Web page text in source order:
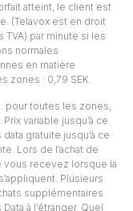
atteint, le client est
(Telavox est en droit
TVA) par minute si les
normales
en matière
zones : 0,79 SEK.
pour toutes les zones,
variable jusqu’à ce
gratuite jusqu’à ce
Lors de l’achat de
vous recevez lorsque la
Plusieurs
supplémentaires
à l’étranger. Quel